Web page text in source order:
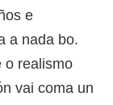
e
a nada bo.
o realismo
vai coma un